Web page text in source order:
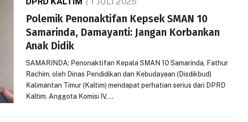
Polemik Penonaktifan Kepsek SMAN 10
Samarinda, Damayanti: Jangan Korbankan
Anak Didik
SAMARINDA: Penonaktifan Kepala SMAN 10 Samarinda, Fathur
Rachim, oleh Dinas Pendidikan dan Kebudayaan (Disdikbud)
Kalimantan Timur (Kaltim) mendapat perhatian serius dari DPRD
Kaltim. Anggota Komisi IV,…